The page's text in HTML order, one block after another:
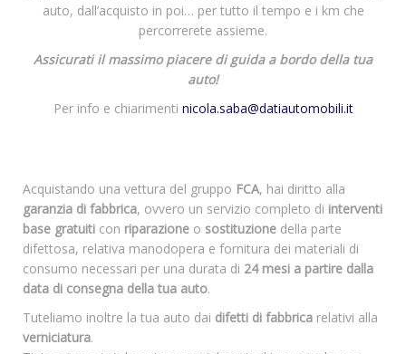
auto, dall’acquisto in poi… per tutto il tempo e i km che
percorrerete assieme.
Assicurati il massimo piacere di guida a bordo della tua
auto!
Per info e chiarimenti nicola.saba@datiautomobili.it
Acquistando una vettura del gruppo FCA, hai diritto alla
garanzia di fabbrica, ovvero un servizio completo di interventi
base gratuiti con riparazione o sostituzione della parte
difettosa, relativa manodopera e fornitura dei materiali di
consumo necessari per una durata di 24 mesi a partire dalla
data di consegna della tua auto.
Tuteliamo inoltre la tua auto dai difetti di fabbrica relativi alla
verniciatura.